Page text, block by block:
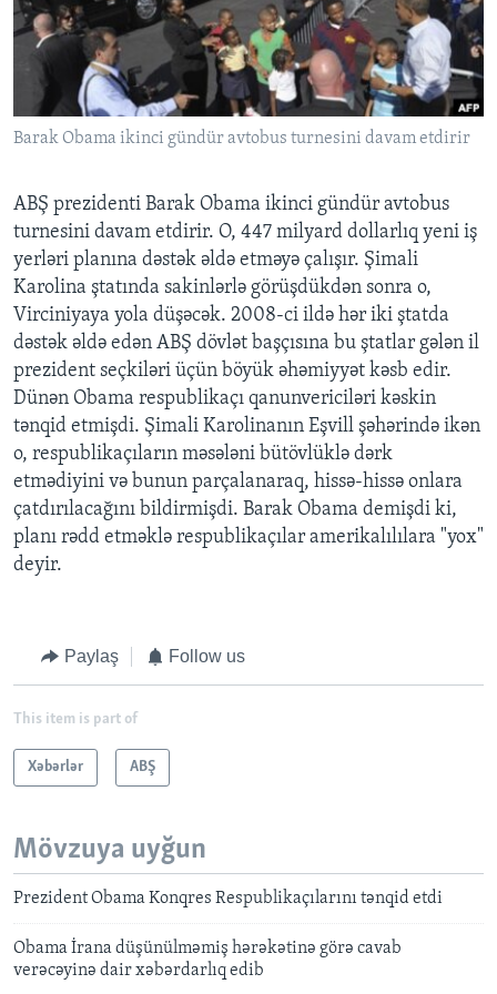
BIZI IZLƏYIN
Barak Obama ikinci gündür avtobus turnesini davam etdirir
ABŞ prezidenti Barak Obama ikinci gündür avtobus
turnesini davam etdirir. O, 447 milyard dollarlıq yeni iş
yerləri planına dəstək əldə etməyə çalışır. Şimali
Karolina ştatında sakinlərlə görüşdükdən sonra o,
Virciniyaya yola düşəcək. 2008-ci ildə hər iki ştatda
dəstək əldə edən ABŞ dövlət başçısına bu ştatlar gələn il
prezident seçkiləri üçün böyük əhəmiyyət kəsb edir.
Dünən Obama respublikaçı qanunvericiləri kəskin
tənqid etmişdi. Şimali Karolinanın Eşvill şəhərində ikən
o, respublikaçıların məsələni bütövlüklə dərk
etmədiyini və bunun parçalanaraq, hissə-hissə onlara
çatdırılacağını bildirmişdi. Barak Obama demişdi ki,
planı rədd etməklə respublikaçılar amerikalılılara "yox"
deyir.
Paylaş Follow us
This item is part of
Xəbərlər ABŞ
Mövzuya uyğun
Prezident Obama Konqres Respublikaçılarını tənqid etdi
Obama İrana düşünülməmiş hərəkətinə görə cavab
verəcəyinə dair xəbərdarlıq edib